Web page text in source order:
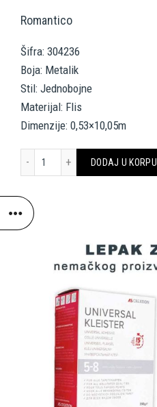
Romantico
Šifra: 304236
Boja: Metalik
Stil: Jednobojne
Materijal: Flis
Dimenzije: 0,53×10,05m
DODAJ U KORPU